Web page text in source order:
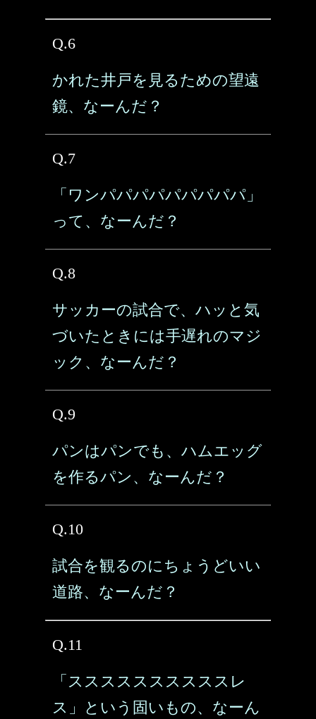
Q.6
かれた井戸を見るための望遠
鏡、なーんだ？
Q.7
「ワンパパパパパパパパパ」
って、なーんだ？
Q.8
サッカーの試合で、ハッと気
づいたときには手遅れのマジ
ック、なーんだ？
Q.9
パンはパンでも、ハムエッグ
を作るパン、なーんだ？
Q.10
試合を観るのにちょうどいい
道路、なーんだ？
Q.11
「ススススススススススレ
ス」という固いもの、なーん